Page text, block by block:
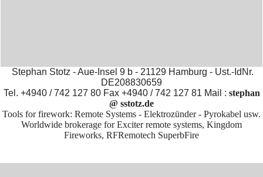
zum verlängern der E-Zünder zur Zündanlage
Stephan Stotz - Aue-Insel 9 b - 21129 Hamburg - Ust.-IdNr.
DE208830659
Tel. +4940 / 742 127 80 Fax +4940 / 742 127 81 Mail : stephan
@ sstotz.de
Tools for firework: Remote Systems - Elektrozünder - Pyrokabel usw.
Worldwide brokerage for Exciter remote systems, Kingdom
Fireworks, RFRemotech SuperbFire